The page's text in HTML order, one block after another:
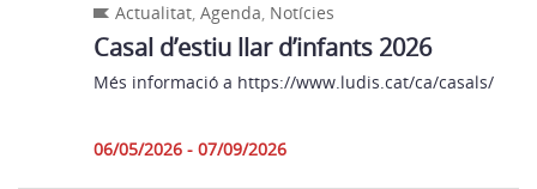
Actualitat,Agenda, Notícies
Casal d’estiu llar d’infants 2026
Més informació a https://www.ludis.cat/ca/casals/
06/05/2026 - 07/09/2026